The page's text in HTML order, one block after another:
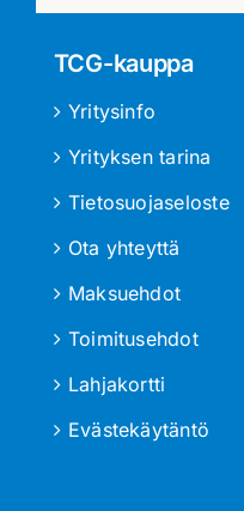
TCG-kauppa
Yritysinfo
Yrityksen tarina
Tietosuojaseloste
Ota yhteyttä
Maksuehdot
Toimitusehdot
Lahjakortti
Evästekäytäntö